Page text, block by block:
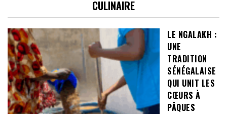
CULINAIRE
LE NGALAKH :
UNE
TRADITION
SÉNÉGALAISE
QUI UNIT LES
CŒURS À
PÂQUES